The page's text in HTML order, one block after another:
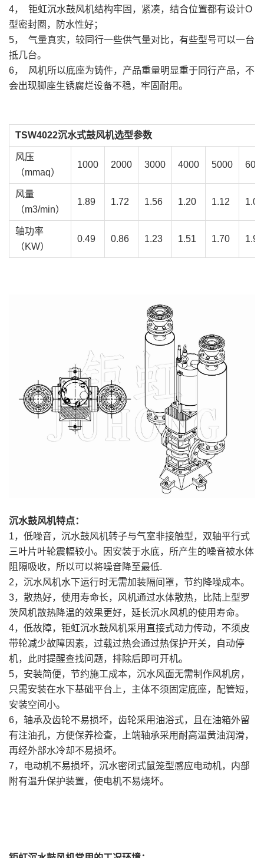
4， 钜虹沉水鼓风机结构牢固，紧凑，结合位置都有设计O
型密封圈，防水性好；
5， 气量真实，较同行一些供气量对比，有些型号可以一台
抵几台。
6， 风机所以底座为铸件，产品重量明显重于同行产品，不
会出现脚座生锈腐烂设备不稳，牢固耐用。
TSW4022沉水式鼓风机选型参数
风压
（mmaq）
1000 2000 3000 4000 5000
风量
（m3/min）
1.89 1.72 1.56 1.20 1.12 1.06
轴功率
（KW）
0.49 0.86 1.23 1.51 1.70 1.93
沉水鼓风机特点：
1，低噪音，沉水鼓风机转子与气室非接触型，双轴平行式
三叶片叶轮震幅较小。因安装于水底，所产生的噪音被水体
阻隔吸收，所以可以将噪音降至最低.
2，沉水风机水下运行时无需加装隔间罩，节约降噪成本。
3，散热好，使用寿命长，风机通过水体散热，比陆上型罗
茨风机散热降温的效果更好，延长沉水风机的使用寿命。
4，低故障，钜虹沉水鼓风机采用直接式动力传动，不须皮
带轮减少故障因素，过载过热会通过热保护开关，自动停
机，此时提醒查找问题，排除后即可开机。
5，安装简便，节约施工成本，沉水风面无需制作风机房，
只需安装在水下基础平台上，主体不须固定底座，配管短，
安装空间小。
6，轴承及齿轮不易损坏，齿轮采用油浴式，且在油箱外留
有注油孔，方便保养检查，上端轴承采用耐高温黄油润滑，
再经外部水冷却不易损坏。
7，电动机不易损坏，沉水密闭式鼠笼型感应电动机，内部
附有温升保护装置，使电机不易烧坏。